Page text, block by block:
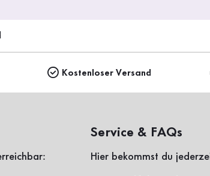
Kostenloser Versand
Service & FAQs
Hier bekommst du